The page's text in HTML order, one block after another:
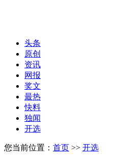
头条
原创
资讯
网报
奖文
最热
快料
独闻
开选
您当前位置： 首页 >> 开选